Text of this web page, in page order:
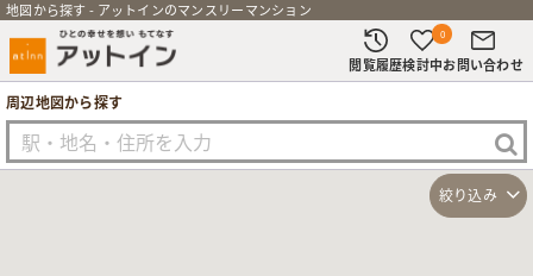
地図から探す - アットインのマンスリーマンション
閲覧履歴検討中
0
お問い合わせ
周辺地図から探す
絞り込み